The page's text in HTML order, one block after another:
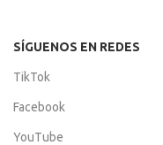
SÍGUENOS EN REDES
TikTok
Facebook
YouTube